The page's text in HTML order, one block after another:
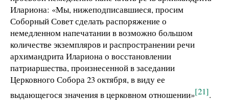
Илариона: «Мы, нижеподписавшиеся, просим
Соборный Совет сделать распоряжение о
немедленном напечатании в возможно большом
количестве экземпляров и распространении речи
архимандрита Илариона о восстановлении
патриаршества, произнесенной в заседании
Церковного Собора 23 октября, в виду ее
выдающегося значения в церковном отношении»[21].